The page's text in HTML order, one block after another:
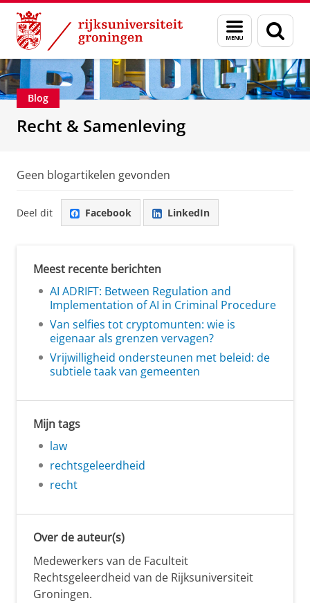
Skip
Content
Skip
Navigation
Menu
en
zoeken
Over ons Recht & Samenleving
Blog
Recht & Samenleving
Geen blogartikelen gevonden
Deel dit Facebook LinkedIn
Meest recente berichten
AI ADRIFT: Between Regulation and
Implementation of AI in Criminal Procedure
Van selfies tot cryptomunten: wie is
eigenaar als grenzen vervagen?
Vrijwilligheid ondersteunen met beleid: de
subtiele taak van gemeenten
Mijn tags
law
rechtsgeleerdheid
recht
Over de auteur(s)
Medewerkers van de Faculteit
Rechtsgeleerdheid van de Rijksuniversiteit
Groningen.